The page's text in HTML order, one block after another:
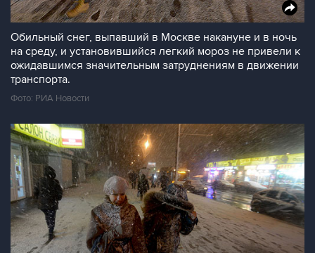
Обильный снег, выпавший в Москве накануне и в ночь
на среду, и установившийся легкий мороз не привели к
ожидавшимся значительным затруднениям в движении
транспорта.
Фото: РИА Новости